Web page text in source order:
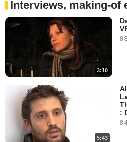
Interviews, making-of
3:10
8
5:43
:
8